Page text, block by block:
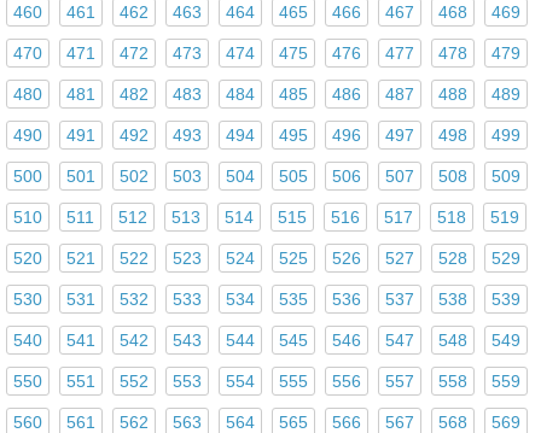
460 461 462 463 464 465 466 467 468 469
470 471 472 473 474 475 476 477 478 479
480 481 482 483 484 485 486 487 488 489
490 491 492 493 494 495 496 497 498 499
500 501 502 503 504 505 506 507 508 509
510 511 512 513 514 515 516 517 518 519
520 521 522 523 524 525 526 527 528 529
530 531 532 533 534 535 536 537 538 539
540 541 542 543 544 545 546 547 548 549
550 551 552 553 554 555 556 557 558 559
560 561 562 563 564 565 566 567 568 569